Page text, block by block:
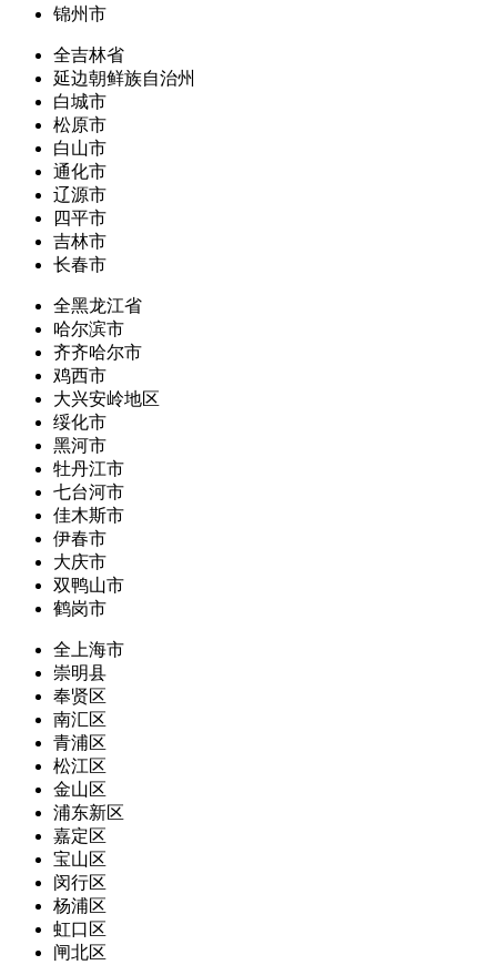
锦州市
全吉林省
延边朝鲜族自治州
白城市
松原市
白山市
通化市
辽源市
四平市
吉林市
长春市
全黑龙江省
哈尔滨市
齐齐哈尔市
鸡西市
大兴安岭地区
绥化市
黑河市
牡丹江市
七台河市
佳木斯市
伊春市
大庆市
双鸭山市
鹤岗市
全上海市
崇明县
奉贤区
南汇区
青浦区
松江区
金山区
浦东新区
嘉定区
宝山区
闵行区
杨浦区
虹口区
闸北区